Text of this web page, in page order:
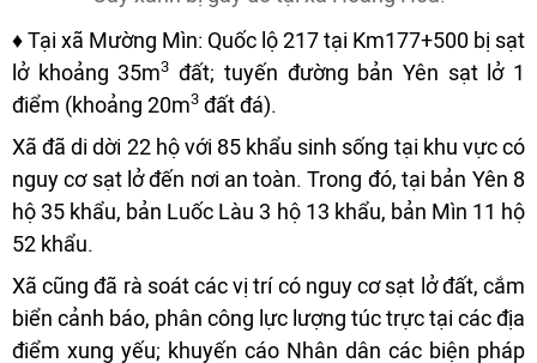
♦ Tại xã Mường Mìn: Quốc lộ 217 tại Km177+500 bị sạt
lở khoảng 35m3 đất; tuyến đường bản Yên sạt lở 1
điểm (khoảng 20m3 đất đá).
Xã đã di dời 22 hộ với 85 khẩu sinh sống tại khu vực có
nguy cơ sạt lở đến nơi an toàn. Trong đó, tại bản Yên 8
hộ 35 khẩu, bản Luốc Làu 3 hộ 13 khẩu, bản Mìn 11 hộ
52 khẩu.
Xã cũng đã rà soát các vị trí có nguy cơ sạt lở đất, cắm
biển cảnh báo, phân công lực lượng túc trực tại các địa
điểm xung yếu; khuyến cáo Nhân dân các biện pháp